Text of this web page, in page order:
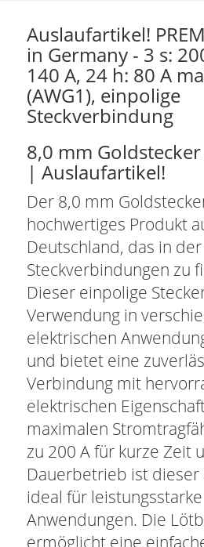
Auslaufartikel!
in Germany - 3 s:
140 A, 24 h: 80 A
(AWG1), einpolige
Steckverbindung
8,0 mm
| Auslaufartikel!
Der 8,0 mm
hochwertiges Produkt
Deutschland, das in
Steckverbindungen zu
Dieser einpolige
Verwendung in
elektrischen
und bietet eine
Verbindung mit
elektrischen
maximalen
zu 200 A für kurze Zeit
Dauerbetrieb ist dieser
ideal für leistungsstarke
Anwendungen. Die
ermöglicht eine